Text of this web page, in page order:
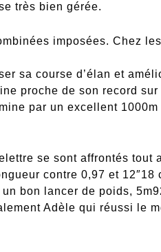
très bien gérée.
imposées. Chez
sa course d’élan et
proche de son record sur
par un excellent 1000m
se sont affrontés tout
contre 0,97 et 12″18
bon lancer de poids,
Adèle qui réussi le